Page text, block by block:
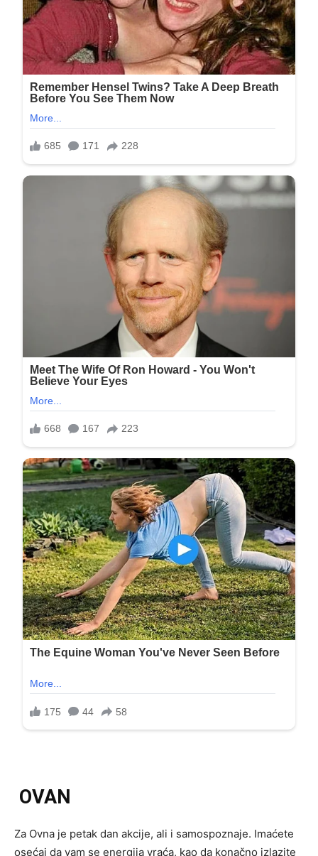
OVAN
Za Ovna je petak dan akcije, ali i samospoznaje. Imaćete
osećaj da vam se energija vraća, kao da konačno izlazite